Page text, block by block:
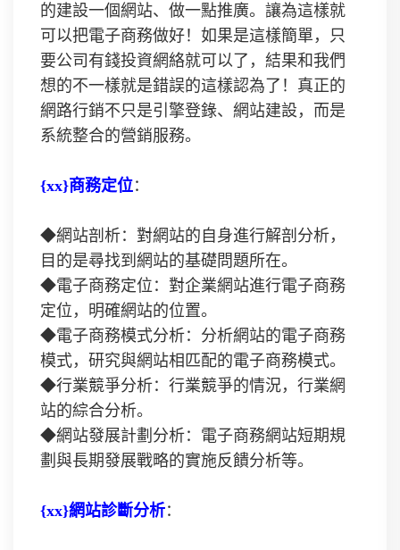
的建設一個網站、做一點推廣。讓為這樣就
可以把電子商務做好！如果是這樣簡單，只
要公司有錢投資網絡就可以了，結果和我們
想的不一樣就是錯誤的這樣認為了！真正的
網路行銷不只是引擎登錄、網站建設，而是
系統整合的營銷服務。
{xx}商務定位：
◆網站剖析：對網站的自身進行解剖分析，
目的是尋找到網站的基礎問題所在。
◆電子商務定位：對企業網站進行電子商務
定位，明確網站的位置。
◆電子商務模式分析：分析網站的電子商務
模式，研究與網站相匹配的電子商務模式。
◆行業競爭分析：行業競爭的情況，行業網
站的綜合分析。
◆網站發展計劃分析：電子商務網站短期規
劃與長期發展戰略的實施反饋分析等。
{xx}網站診斷分析：